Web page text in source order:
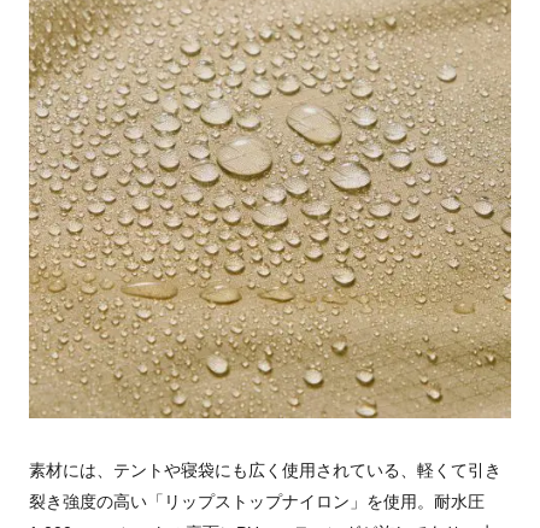
素材には、テントや寝袋にも広く使用されている、軽くて引き
裂き強度の高い「リップストップナイロン」を使用。耐水圧